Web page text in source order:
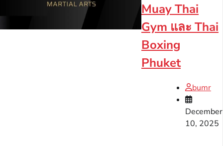
Muay Thai
Gym และ Thai
Boxing
Phuket
bumr
December
10, 2025